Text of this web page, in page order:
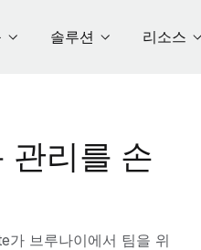
솔루션 리소스
관리를 손
가 브루나이에서 팀을 위